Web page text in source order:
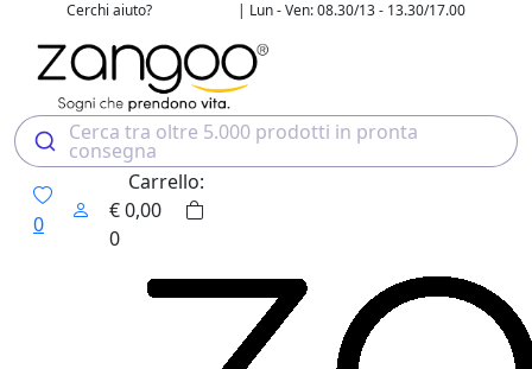
Cerchi aiuto? | Lun - Ven: 08.30/13 - 13.30/17.00
Cerca tra oltre 5.000 prodotti in pronta
consegna
0
Carrello:
€0,00
0